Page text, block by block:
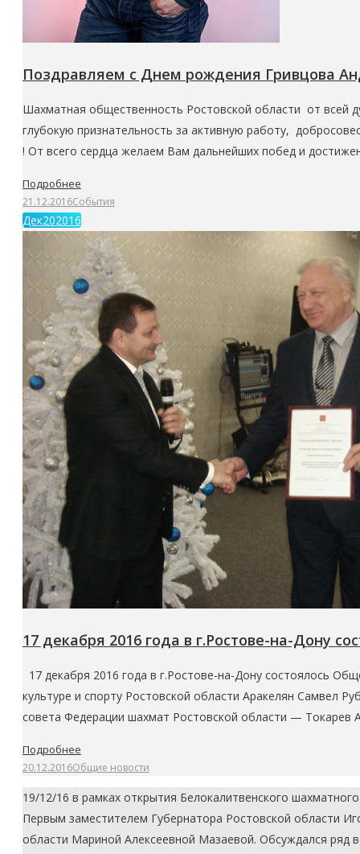
Поздравляем с Днем рождения Гривцова
Шахматная общественность Ростовской области от
глубокую признательность за активную работу,
! От всего сердца желаем Вам дальнейших побед и
Подробнее
21.12.2016События
Дек202016
17 декабря 2016 года в г.Ростове-на-Дону
17 декабря 2016 года в г.Ростове-на-Дону состоялось
культуре и спорту Ростовской области Аракелян Самвел
совета Федерации шахмат Ростовской области — Токарев
Подробнее
20.12.2016Общие новости
19/12/16 в рамках открытия Белокалитвенского
Первым заместителем Губернатора Ростовской области
области Мариной Алексеевной Мазаевой. Обсуждался ряд